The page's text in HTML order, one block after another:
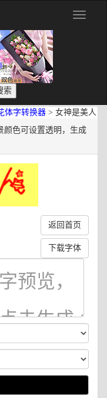
分
体字转换器 > 女神是美人
颜色可设置透明，生成
返回首页
下载字体